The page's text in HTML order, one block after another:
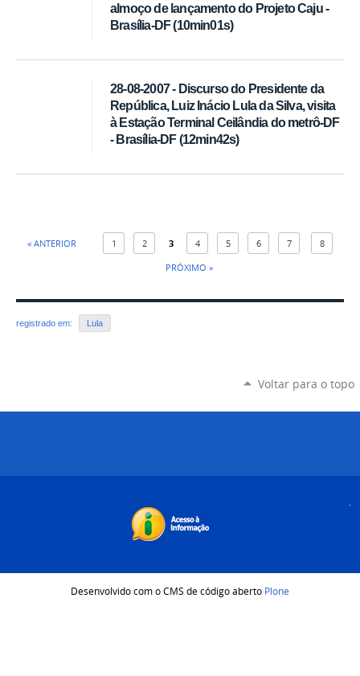
almoço de lançamento do Projeto Caju -
Brasília-DF (10min01s)
28-08-2007 - Discurso do Presidente da
República, Luiz Inácio Lula da Silva, visita
à Estação Terminal Ceilândia do metrô-DF
- Brasília-DF (12min42s)
« ANTERIOR 1 2 3 4 5 6 7
8
PRÓXIMO »
registrado em: Lula
Voltar para o topo
Desenvolvido com o CMS de código aberto Plone